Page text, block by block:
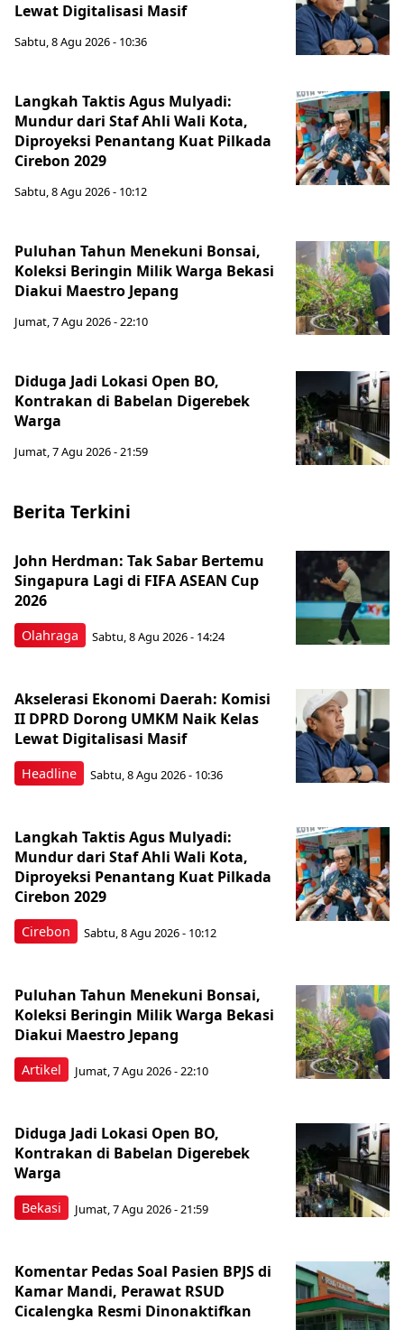
Lewat Digitalisasi Masif
Sabtu, 8 Agu 2026 - 10:36
Langkah Taktis Agus Mulyadi:
Mundur dari Staf Ahli Wali Kota,
Diproyeksi Penantang Kuat Pilkada
Cirebon 2029
Sabtu, 8 Agu 2026 - 10:12
Puluhan Tahun Menekuni Bonsai,
Koleksi Beringin Milik Warga Bekasi
Diakui Maestro Jepang
Jumat, 7 Agu 2026 - 22:10
Diduga Jadi Lokasi Open BO,
Kontrakan di Babelan Digerebek
Warga
Jumat, 7 Agu 2026 - 21:59
Berita Terkini
Olahraga
John Herdman: Tak Sabar Bertemu
Singapura Lagi di FIFA ASEAN Cup
2026
Sabtu, 8 Agu 2026 - 14:24
Headline
Akselerasi Ekonomi Daerah: Komisi
II DPRD Dorong UMKM Naik Kelas
Lewat Digitalisasi Masif
Sabtu, 8 Agu 2026 - 10:36
Cirebon
Langkah Taktis Agus Mulyadi:
Mundur dari Staf Ahli Wali Kota,
Diproyeksi Penantang Kuat Pilkada
Cirebon 2029
Sabtu, 8 Agu 2026 - 10:12
Artikel
Puluhan Tahun Menekuni Bonsai,
Koleksi Beringin Milik Warga Bekasi
Diakui Maestro Jepang
Jumat, 7 Agu 2026 - 22:10
Bekasi
Diduga Jadi Lokasi Open BO,
Kontrakan di Babelan Digerebek
Warga
Jumat, 7 Agu 2026 - 21:59
Komentar Pedas Soal Pasien BPJS di
Kamar Mandi, Perawat RSUD
Cicalengka Resmi Dinonaktifkan